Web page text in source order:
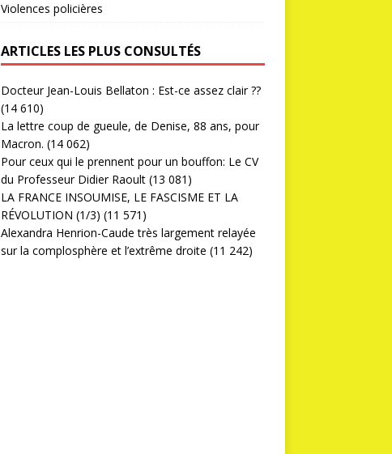
Violences policières
ARTICLES LES PLUS CONSULTÉS
Docteur Jean-Louis Bellaton : Est-ce assez clair ??
(14 610)
La lettre coup de gueule, de Denise, 88 ans, pour
Macron. (14 062)
Pour ceux qui le prennent pour un bouffon: Le CV
du Professeur Didier Raoult (13 081)
LA FRANCE INSOUMISE, LE FASCISME ET LA
RÉVOLUTION (1/3) (11 571)
Alexandra Henrion-Caude très largement relayée
sur la complosphère et l’extrême droite (11 242)